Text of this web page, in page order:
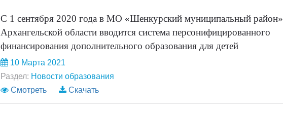
C 1 сентября 2020 года в МО «Шенкурский муниципальный район»
Архангельской области вводится система персонифицированного
финансирования дополнительного образования для детей
10 Марта 2021
Раздел: Новости образования
Смотреть
Скачать